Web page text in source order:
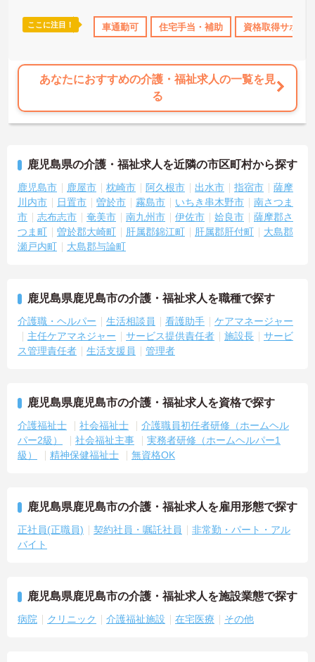
ス・賞与あり 交通費支給
ここに注目！ 車通勤可 住宅手当・補助 資格取得サポー
あなたにおすすめの介護・福祉求人の一覧を見
る
鹿児島県の介護・福祉求人を近隣の市区町村から探す
鹿児島市 鹿屋市 枕崎市 阿久根市 出水市 指宿市
薩摩
川内市
日置市 曽於市 霧島市 いちき串木野市
南さつま
市
志布志市 奄美市 南九州市 伊佐市 姶良市
薩摩郡さ
つま町
曽於郡大崎町 肝属郡錦江町 肝属郡肝付町
大島郡
瀬戸内町
大島郡与論町
鹿児島県鹿児島市の介護・福祉求人を職種で探す
介護職・ヘルパー 生活相談員 看護助手
ケアマネージャー
主任ケアマネジャー
サービス提供責任者 施設長
サービ
ス管理責任者
生活支援員 管理者
鹿児島県鹿児島市の介護・福祉求人を資格で探す
介護福祉士 社会福祉士
介護職員初任者研修（ホームヘル
パー2級）
社会福祉主事
実務者研修（ホームヘルパー1
級）
精神保健福祉士 無資格OK
鹿児島県鹿児島市の介護・福祉求人を雇用形態で探す
正社員(正職員) 契約社員・嘱託社員
非常勤・パート・アル
バイト
鹿児島県鹿児島市の介護・福祉求人を施設業態で探す
病院 クリニック 介護福祉施設 在宅医療 その他